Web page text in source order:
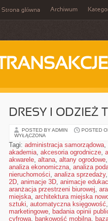
Strona główna Archiwum
TRANSAKCJE
DRESY I ODZIEŻ
POSTED BY ADMIN POSTED
WYŁĄCZONA
Tagi: administracja samorządowa,
akademia, akcesoria ogrodnicze,
akwarele, altana, altany ogrodowe,
analiza ekonomiczna, analiza
nieruchomości, analiza sprzedaży,
2D, animacje 3D, animacje
aranżacja przestrzeni biurowej,
miejska, architektura miejska
sztuki, automatyczna księgowość,
marketingowe, badania opinii
cyfrowa, bankowość mobilna,